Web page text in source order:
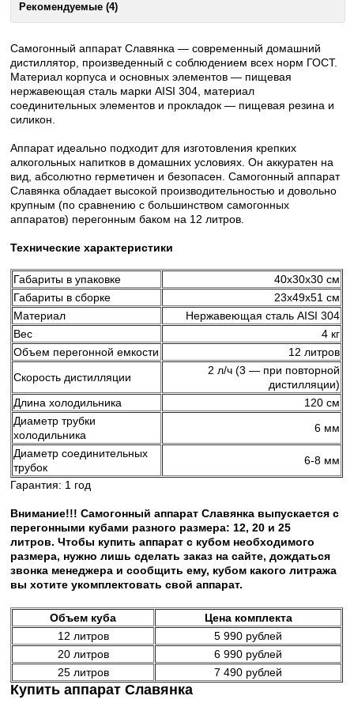
Рекомендуемые (4)
Самогонный аппарат Славянка — современный домашний
дистиллятор, произведенный с соблюдением всех норм ГОСТ.
Материал корпуса и основных элементов — пищевая
нержавеющая сталь марки AISI 304, материал
соединительных элементов и прокладок — пищевая резина и
силикон.
Аппарат идеально подходит для изготовления крепких
алкогольных напитков в домашних условиях. Он аккуратен на
вид, абсолютно герметичен и безопасен. Самогонный аппарат
Славянка обладает высокой производительностью и довольно
крупным (по сравнению с большинством самогонных
аппаратов) перегонным баком на 12 литров.
Технические характеристики
Габариты в упаковке
40х30х30 см
Габариты в сборке
23х49х51 см
Материал
Нержавеющая сталь AISI 304
Вес
4 кг
Объем перегонной емкости
12 литров
Скорость дистилляции
2 л/ч (3 — при повторной
дистилляции)
Длина холодильника
120 см
Диаметр трубки
холодильника
6 мм
Диаметр соединительных
трубок
6-8 мм
Гарантия: 1 год
Внимание!!! Самогонный аппарат Славянка выпускается с
перегонными кубами разного размера: 12, 20 и 25
литров.Чтобы купить аппарат с кубом необходимого
размера, нужно лишь сделать заказ на сайте, дождаться
звонка менеджера и сообщить ему, кубом какого литража
вы хотите укомплектовать свой аппарат.
Объем куба
Цена комплекта
12 литров
5 990 рублей
20 литров
6 990 рублей
25 литров
7 490 рублей
Купить аппарат Славянка